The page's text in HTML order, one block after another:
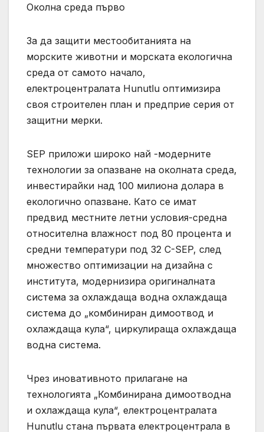
Околна среда първо
За да защити местообитанията на
морските животни и морската екологична
среда от самото начало,
електроцентралата Hunutlu оптимизира
своя строителен план и предприе серия от
защитни мерки.
SEP приложи широко най -модерните
технологии за опазване на околната среда,
инвестирайки над 100 милиона долара в
екологично опазване. Като се имат
предвид местните летни условия-средна
относителна влажност под 80 процента и
средни температури под 32 C-SEP, след
множество оптимизации на дизайна с
института, модернизира оригиналната
система за охлаждаща водна охлаждаща
система до „комбиниран димоотвод и
охлаждаща кула“, циркулираща охлаждаща
водна система.
Чрез иновативното прилагане на
технологията „Комбинирана димоотводна
и охлаждаща кула“, електроцентралата
Hunutlu стана първата електроцентрала в